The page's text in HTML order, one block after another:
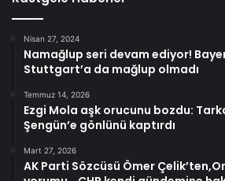
Nisan 27, 2024
Namağlup seri devam ediyor!
Stuttgart’a da mağlup olmadı
Temmuz 14, 2026
Ezgi Mola aşk orucunu bozdu:
Şengün’e gönlünü kaptırdı
Mart 27, 2026
AK Parti Sözcüsü Ömer